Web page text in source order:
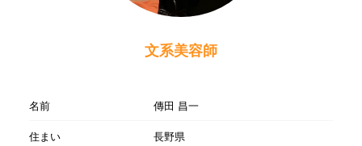
文系美容師
名前
傳田 昌一
住まい
長野県